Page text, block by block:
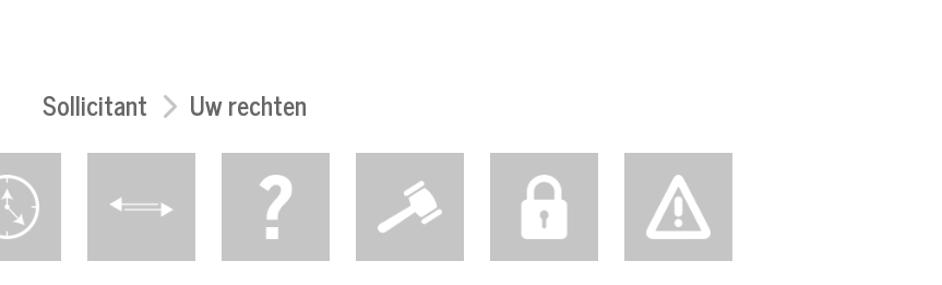
Sollicitant Uw rechten